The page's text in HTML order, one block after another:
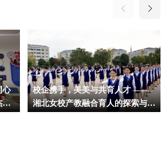
心
劳
校企携手，美美与共育人才 ——
湘北女校产教融合育人的探索与实